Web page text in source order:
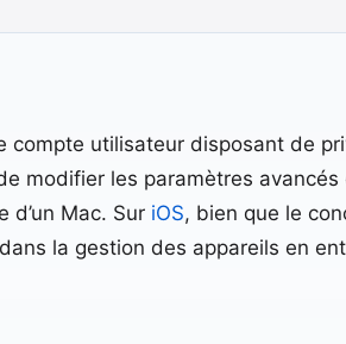
compte utilisateur disposant de
modifier les paramètres
Mac. Sur iOS, bien que le
la gestion des appareils en